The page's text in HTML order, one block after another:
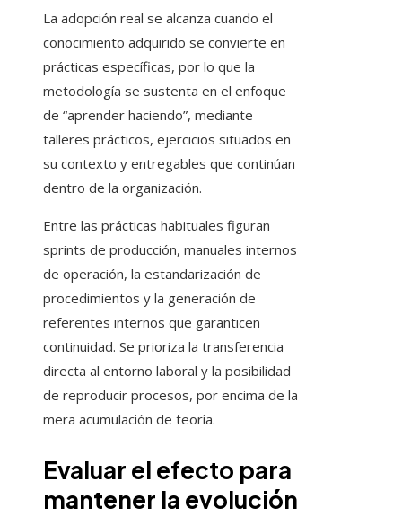
La adopción real se alcanza cuando el
conocimiento adquirido se convierte en
prácticas específicas, por lo que la
metodología se sustenta en el enfoque
de “aprender haciendo”, mediante
talleres prácticos, ejercicios situados en
su contexto y entregables que continúan
dentro de la organización.
Entre las prácticas habituales figuran
sprints de producción, manuales internos
de operación, la estandarización de
procedimientos y la generación de
referentes internos que garanticen
continuidad. Se prioriza la transferencia
directa al entorno laboral y la posibilidad
de reproducir procesos, por encima de la
mera acumulación de teoría.
Evaluar el efecto para
mantener la evolución